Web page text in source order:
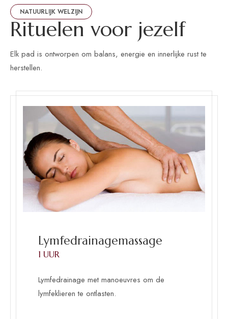
NATUURLIJK WELZIJN
Rituelen voor jezelf
Elk pad is ontworpen om balans, energie en innerlijke rust te
herstellen.
Lymfedrainagemassage
1 UUR
Lymfedrainage met manoeuvres om de
lymfeklieren te ontlasten.